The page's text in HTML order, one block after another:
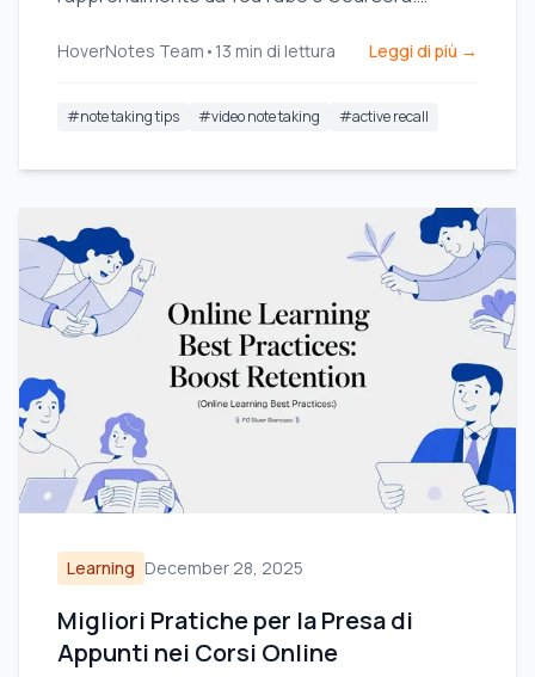
HoverNotes Team • 13 min di lettura Leggi di più →
#note taking tips #video note taking #active recall
Learning December 28, 2025
Migliori Pratiche per la Presa di
Appunti nei Corsi Online